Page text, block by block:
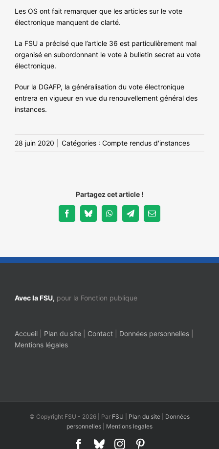
Les OS ont fait remarquer que les articles sur le vote
électronique manquent de clarté.
La FSU a précisé que l’article 36 est particulièrement mal
organisé en subordonnant le vote à bulletin secret au vote
électronique.
Pour la DGAFP, la généralisation du vote électronique
entrera en vigueur en vue du renouvellement général des
instances.
28 juin 2020 Catégories : Compte rendus d'instances
Partagez cet article !
FacebookBlueskyWhatsAppTelegramEmail
Avec la FSU, pour la Fonction publique
Accueil Plan du site Contact Données personnelles
Mentions légales
© Copyright FSU - 2026 | Par FSU Plan du site
Données
personnelles
Mentions legales
Facebook
BlueskyInstagram